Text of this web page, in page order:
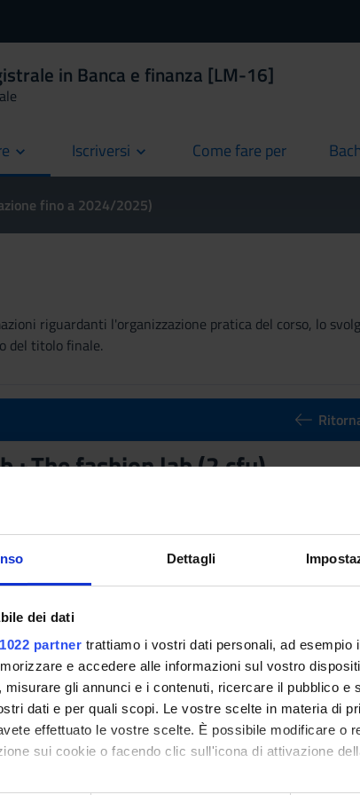
Dettagli
dei dati
partner trattiamo i vostri dati personali, ad
e accedere alle informazioni sul vostro
misurare gli annunci e i contenuti, ricercare il pubblico
dati e per quali scopi. Le vostre scelte in materia di
effettuato le vostre scelte. È possibile modificare o
sui cookie o facendo clic sull'icona di attivazione
in Banca e finanza [LM-16]
Iscriversi Come fare per
current
fino a 2024/2025)
riguardanti l'organizzazione pratica del corso, lo
del titolo finale.
The fashion lab (2 cfu)
insegnamento
è mutuato dall'insegnamento
Lab.: The